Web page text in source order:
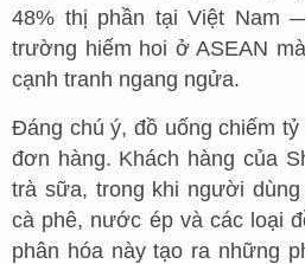
48% thị phần tại Việt Nam
trường hiếm hoi ở ASEAN
cạnh tranh ngang ngửa.
Đáng chú ý, đồ uống chiếm
đơn hàng. Khách hàng của
trà sữa, trong khi người
cà phê, nước ép và các loại
phân hóa này tạo ra những